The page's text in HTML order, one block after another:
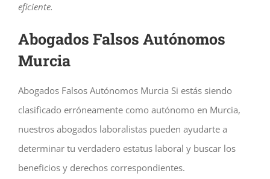
eficiente.
Abogados Falsos Autónomos
Murcia
Abogados Falsos Autónomos Murcia Si estás siendo
clasificado erróneamente como autónomo en Murcia,
nuestros abogados laboralistas pueden ayudarte a
determinar tu verdadero estatus laboral y buscar los
beneficios y derechos correspondientes.